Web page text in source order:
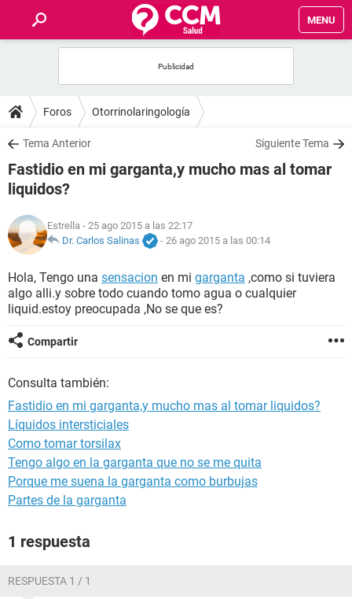
MENU
FOROS
SALUD
FAMILIA
NUTRICIÓN
SEXUALIDAD
GLOSARIO
Foros Otorrinolaringología
Tema Anterior Siguiente Tema
Fastidio en mi garganta,y mucho mas al tomar
liquidos?
Estrella - 25 ago 2015 a las 22:17
Dr. Carlos Salinas
- 26 ago 2015 a las 00:14
Hola, Tengo una sensacion en mi garganta ,como si tuviera
algo alli.y sobre todo cuando tomo agua o cualquier
liquid.estoy preocupada ,No se que es?
Compartir
Consulta también:
Fastidio en mi garganta,y mucho mas al tomar liquidos?
Líquidos intersticiales
Como tomar torsilax
Tengo algo en la garganta que no se me quita
Porque me suena la garganta como burbujas
Partes de la garganta
1 respuesta
RESPUESTA 1 / 1